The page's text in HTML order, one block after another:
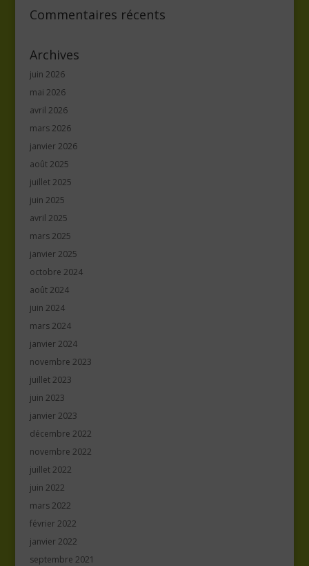
Commentaires récents
Archives
juin 2026
mai 2026
avril 2026
mars 2026
janvier 2026
août 2025
juillet 2025
juin 2025
avril 2025
mars 2025
janvier 2025
octobre 2024
août 2024
juin 2024
mars 2024
janvier 2024
novembre 2023
juillet 2023
juin 2023
janvier 2023
décembre 2022
novembre 2022
juillet 2022
juin 2022
mars 2022
février 2022
janvier 2022
septembre 2021